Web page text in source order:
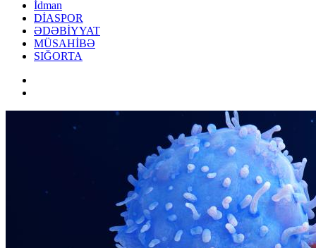
İdman
DİASPOR
ƏDƏBİYYAT
MÜSAHİBƏ
SIĞORTA